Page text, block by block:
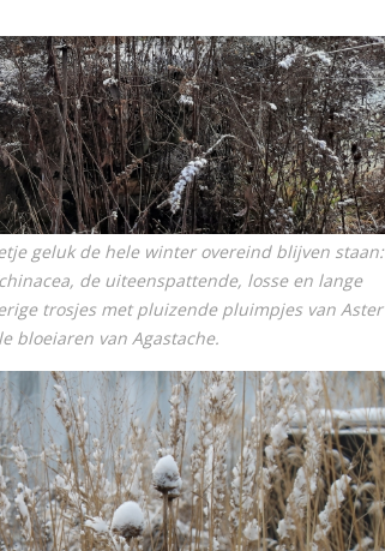
geluk de hele winter overeind blijven staan:
, de uiteenspattende, losse en lange
trosjes met pluizende pluimpjes van Aster
bloeiaren van Agastache.